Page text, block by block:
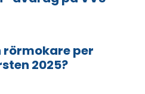
rörmokare per
2025?